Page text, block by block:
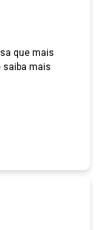
que mais
saiba mais